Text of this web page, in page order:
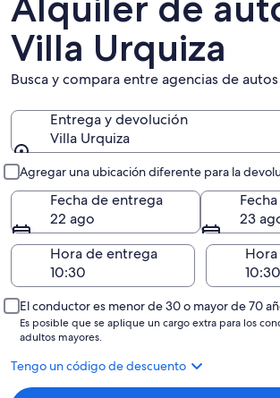
Villa Urquiza
Busca y compara entre agencias de
Entrega y devolución
Villa Urquiza
Agregar una ubicación diferente para la
Fecha de entrega
22 ago
23
Hora de entrega
El conductor es menor de 30 o mayor de 70
Es posible que se aplique un cargo extra para los
adultos mayores.
Tengo un código de descuento